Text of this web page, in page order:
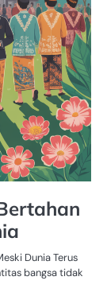
Dunia Terus
bangsa tidak